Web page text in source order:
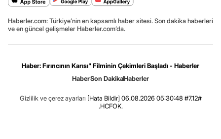
Haberler.com: Türkiye’nin en kapsamlı haber sitesi. Son dakika haberleri
ve en güncel gelişmeler Haberler.com’da.
Haber: Fırıncının Karısı" Filminin Çekimleri Başladı - Haberler
HaberSon DakikaHaberler
Gizlilik ve çerez ayarları [Hata Bildir] 06.08.2026 05:30:48 #7.12#
.HCFOK.